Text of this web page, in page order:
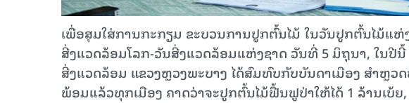
ເພື່ອສຸມໃສ່ການກະກຽມ ຂະບວນການປູກຕົ້ນໄມ້ ໃນວັນປູກຕົ້ນໄມ້ແ
ສີ່ງແວດລ້ອມໂລກ-ວັນສີ່ງແວດລ້ອມແຫ່ງຊາດ ວັນທີ່ 5 ມິຖຸນາ, ໃນປີ
ສີ່ງແວດລ້ອມ ແຂວງຫຼວງພະບາງ ໄດ້ສົມທົບກັບບັນດາເມືອງ ສຳຫຼ
ພ້ອມແລ້ວທຸກເມືອງ ຄາດວ່າຈະປູກຕົ້ນໄມ້ຟື້ນຟູ​ປ່າໃຫ້ໄດ້ 1 ລ້ານເບ້ຍ,